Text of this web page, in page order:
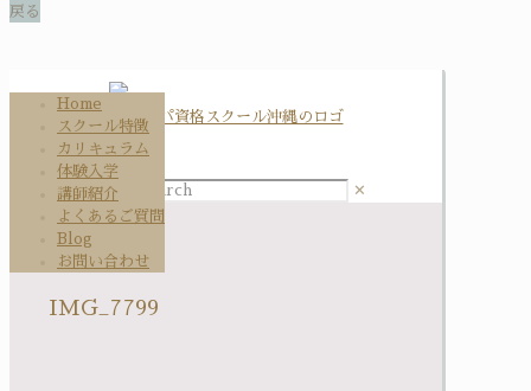
✕
IMG_7799
Home
スクール特徴
カリキュラム
体験入学
講師紹介
よくあるご質問
Blog
お問い合わせ